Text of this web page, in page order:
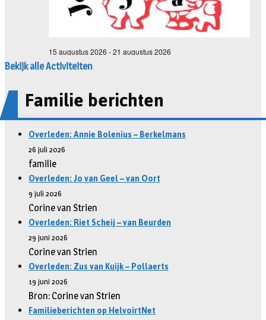
Bekijk alle Activiteiten
Familie berichten
Overleden: Annie Bolenius – Berkelmans
26 juli 2026
familie
Overleden: Jo van Geel – van Oort
9 juli 2026
Corine van Strien
Overleden: Riet Scheij – van Beurden
29 juni 2026
Corine van Strien
Overleden: Zus van Kuijk – Pollaerts
19 juni 2026
Bron: Corine van Strien
Familieberichten op HelvoirtNet